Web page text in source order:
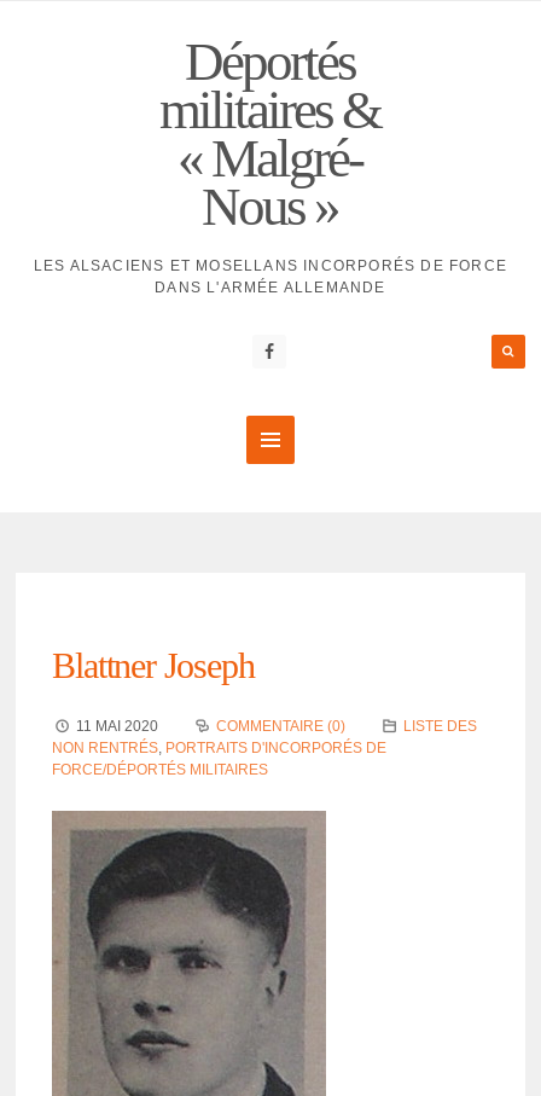
Déportés
militaires &
« Malgré-
Nous »
LES ALSACIENS ET MOSELLANS INCORPORÉS DE FORCE
DANS L'ARMÉE ALLEMANDE
Blatt­ner Joseph
11 MAI 2020 COMMENTAIRE (0)
LISTE DES
NON RENTRÉS, PORTRAITS D'INCORPORÉS DE
FORCE/DÉPORTÉS MILITAIRES